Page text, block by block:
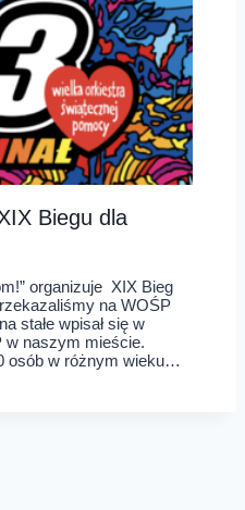
Biegu dla
organizuje XIX Bieg
na WOŚP
stałe wpisał się w
w naszym mieście.
osób w różnym wieku…